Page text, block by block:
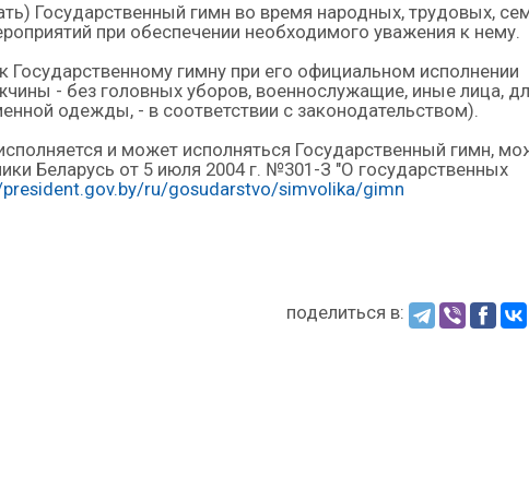
Государственный гимн во время народных, трудовых,
при обеспечении необходимого уважения к нему.
Государственному гимну при его официальном исполнении
- без головных уборов, военнослужащие, иные лица,
одежды, - в соответствии с законодательством).
и может исполняться Государственный гимн,
Беларусь от 5 июля 2004 г. №301-З "О государственных
ru/gosudarstvo/simvolika/gimn
поделиться в: